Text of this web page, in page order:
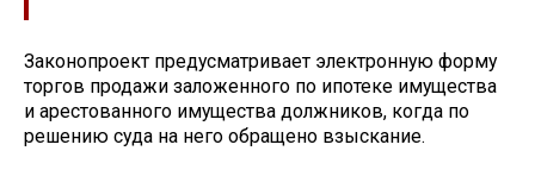
Законопроект предусматривает электронную форму
торгов продажи заложенного по ипотеке имущества
и арестованного имущества должников, когда по
решению суда на него обращено взыскание.